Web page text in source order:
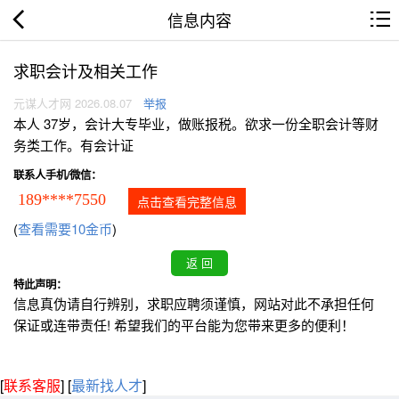
信息内容
求职会计及相关工作
元谋人才网 2026.08.07 举报
本人 37岁，会计大专毕业，做账报税。欲求一份全职会计等财
务类工作。有会计证
联系人手机/微信：
189****7550 点击查看完整信息
(查看需要10金币)
特此声明：
信息真伪请自行辨别，求职应聘须谨慎，网站对此不承担任何
保证或连带责任! 希望我们的平台能为您带来更多的便利！
[联系客服] [最新找人才]